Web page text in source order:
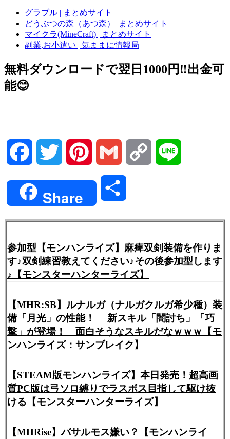
グラブル | まとめサイト
どうぶつの森（あつ森）| まとめサイト
マイクラ(MineCraft) | まとめサイト
副業,お小遣い | 気ままに情報局
無料ダウンロードで翌日1000円‼️出金可
能😊
Facebook Twitter Pinterest Gmail Copy
Share
参加型【モンハンライズ】麻痺双剣装備を作りま
す♪双剣練習教えてください♪その後参加型します
♪【モンスターハンターライズ】
【MHR:SB】ルナルガ（ナルガクルガ希少種）装
備「月光」の性能！ 新スキル「闇討ち」「巧
撃」が登場！ 面白そうなスキルだなｗｗｗ【モ
ンハンライズ：サンブレイク】
【STEAM版モンハンライズ】本日発売！超高画
質PC版は弓ソロ縛りでラスボス目指して駆け抜
ける【モンスターハンターライズ】
【MHRise】バサルモス嫌い？【モンハンライ